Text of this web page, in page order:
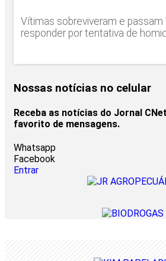
Vítimas sobreviveram e passam
responder por tentativa de
Nossas notícias no celular
Receba as notícias do Jornal
favorito de mensagens.
Whatsapp
Facebook
Entrar